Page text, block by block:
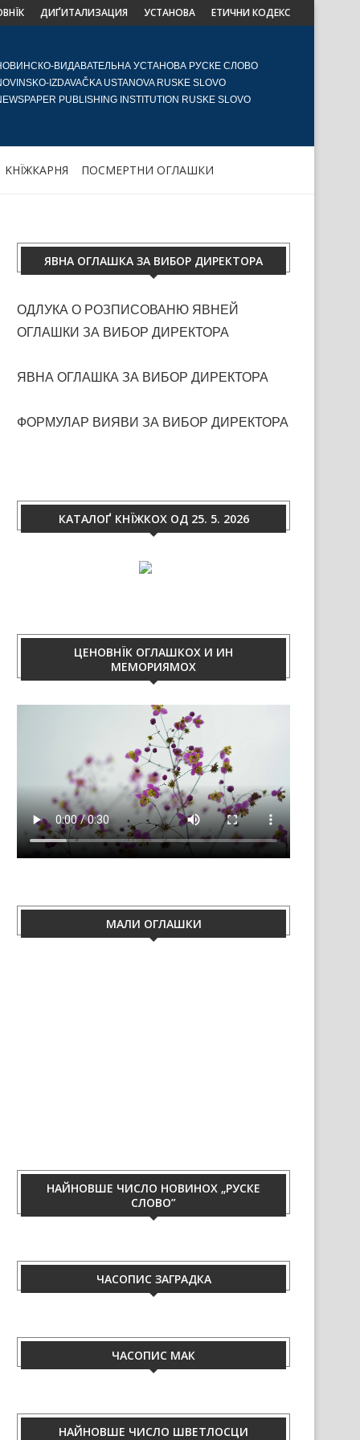
ДИҐИТАЛИЗАЦИЯ УСТАНОВА ЕТИЧНИ КОДЕКС
ВИДАВАТЕЛЬНА УСТАНОВА РУСКЕ СЛОВО
IZDAVAČKA USTANOVA RUSKE SLOVO
PUBLISHING INSTITUTION RUSKE SLOVO
KНЇЖКАРНЯ ПОСМЕРТНИ ОГЛАШКИ
ЯВНА ОГЛАШКА ЗА ВИБОР ДИРЕКТОРА
ОДЛУКА О РОЗПИСОВАНЮ ЯВНЕЙ
ОГЛАШКИ ЗА ВИБОР ДИРЕКТОРА
ЯВНА ОГЛАШКА ЗА ВИБОР ДИРЕКТОРА
ФОРМУЛАР ВИЯВИ ЗА ВИБОР ДИРЕКТОРА
КАТАЛОҐ КНЇЖКОХ ОД 25. 5. 2026
ЦЕНОВНЇК ОГЛАШКОХ И ИН
МЕМОРИЯМОХ
МАЛИ ОГЛАШКИ
НАЙНОВШЕ ЧИСЛО НОВИНОХ „РУСКЕ
СЛОВО”
ЧАСОПИС ЗАГРАДКА
ЧАСОПИС МАК
НАЙНОВШЕ ЧИСЛО ШВЕТЛОСЦИ